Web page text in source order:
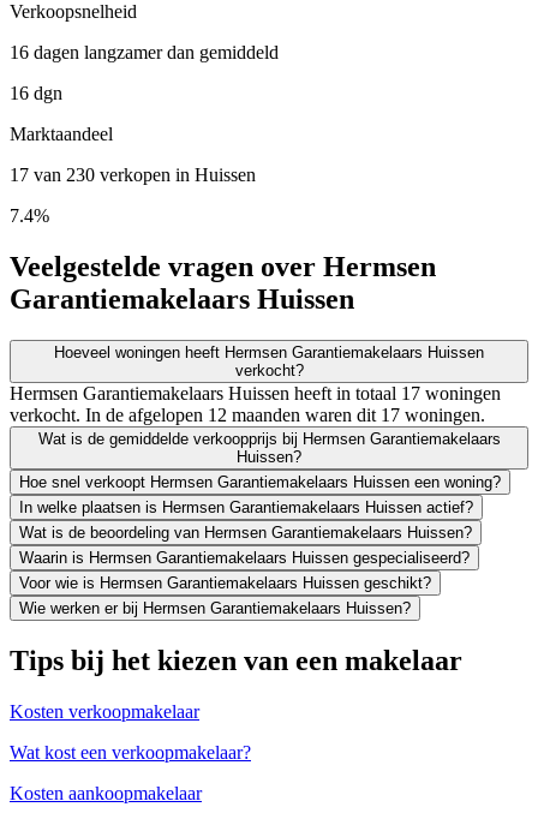
Verkoopsnelheid
16 dagen langzamer dan gemiddeld
16 dgn
Marktaandeel
17 van 230 verkopen in Huissen
7.4%
Veelgestelde vragen over Hermsen
Garantiemakelaars Huissen
Hoeveel woningen heeft Hermsen Garantiemakelaars Huissen
verkocht?
Hermsen Garantiemakelaars Huissen heeft in totaal 17 woningen
verkocht. In de afgelopen 12 maanden waren dit 17 woningen.
Wat is de gemiddelde verkoopprijs bij Hermsen Garantiemakelaars
Huissen?
Hoe snel verkoopt Hermsen Garantiemakelaars Huissen een woning?
In welke plaatsen is Hermsen Garantiemakelaars Huissen actief?
Wat is de beoordeling van Hermsen Garantiemakelaars Huissen?
Waarin is Hermsen Garantiemakelaars Huissen gespecialiseerd?
Voor wie is Hermsen Garantiemakelaars Huissen geschikt?
Wie werken er bij Hermsen Garantiemakelaars Huissen?
Tips bij het kiezen van een makelaar
Kosten verkoopmakelaar
Wat kost een verkoopmakelaar?
Kosten aankoopmakelaar